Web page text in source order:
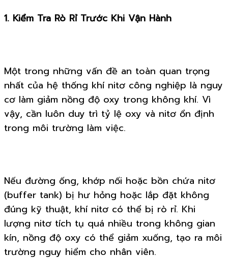
1. Kiểm Tra Rò Rỉ Trước Khi Vận Hành
Một trong những vấn đề an toàn quan trọng
nhất của hệ thống khí nitơ công nghiệp là nguy
cơ làm giảm nồng độ oxy trong không khí. Vì
vậy, cần luôn duy trì tỷ lệ oxy và nitơ ổn định
trong môi trường làm việc.
Nếu đường ống, khớp nối hoặc bồn chứa nitơ
(buffer tank) bị hư hỏng hoặc lắp đặt không
đúng kỹ thuật, khí nitơ có thể bị rò rỉ. Khi
lượng nitơ tích tụ quá nhiều trong không gian
kín, nồng độ oxy có thể giảm xuống, tạo ra môi
trường nguy hiểm cho nhân viên.